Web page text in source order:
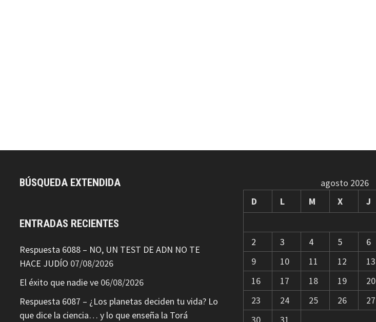
BÚSQUEDA EXTENDIDA
ENTRADAS RECIENTES
Respuesta 6088 – NO, UN TEST DE ADN NO TE
HACE JUDÍO 07/08/2026
El éxito que nadie ve 06/08/2026
Respuesta 6087 – ¿Los planetas deciden tu vida? Lo
que dice la ciencia… y lo que enseña la Torá
agosto 2026
D
L M X J
2
3 4 5 6
9
10 11 12 13
16
17 18 19 20
23
24 25 26 27